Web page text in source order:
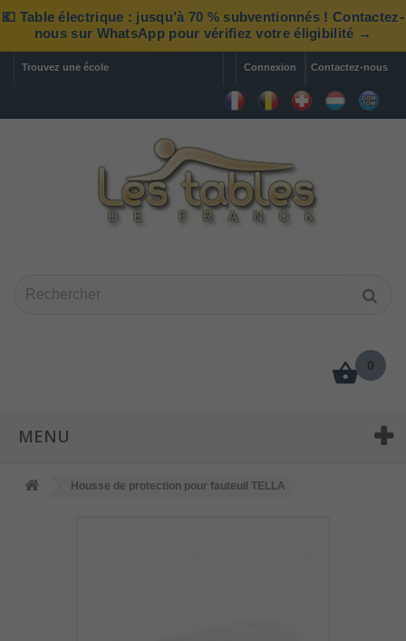
💶 Table électrique : jusqu’à 70 % subventionnés ! Contactez-
nous sur WhatsApp pour vérifiez votre éligibilité →
Contactez-nous
Trouvez une école Connexion
MENU
0
Housse de protection pour fauteuil TELLA